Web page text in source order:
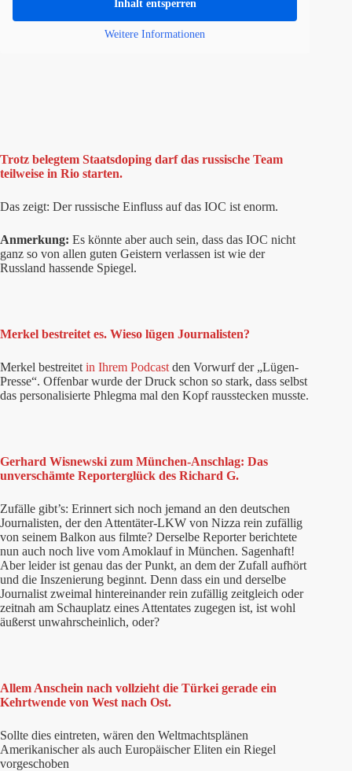
Inhalt entsperren
Weitere Informationen
Trotz belegtem Staatsdoping darf das russische Team
teilweise in Rio starten.
Das zeigt: Der russische Einfluss auf das IOC ist enorm.
Anmerkung: Es könnte aber auch sein, dass das IOC nicht
ganz so von allen guten Geistern verlassen ist wie der
Russland hassende Spiegel.
Merkel bestreitet es. Wieso lügen Journalisten?
Merkel bestreitet in Ihrem Podcast den Vorwurf der „Lügen-
Presse“. Offenbar wurde der Druck schon so stark, dass selbst
das personalisierte Phlegma mal den Kopf rausstecken musste.
Gerhard Wisnewski zum München-Anschlag: Das
unverschämte Reporterglück des Richard G.
Zufälle gibt’s: Erinnert sich noch jemand an den deutschen
Journalisten, der den Attentäter-LKW von Nizza rein zufällig
von seinem Balkon aus filmte? Derselbe Reporter berichtete
nun auch noch live vom Amoklauf in München. Sagenhaft!
Aber leider ist genau das der Punkt, an dem der Zufall aufhört
und die Inszenierung beginnt. Denn dass ein und derselbe
Journalist zweimal hintereinander rein zufällig zeitgleich oder
zeitnah am Schauplatz eines Attentates zugegen ist, ist wohl
äußerst unwahrscheinlich, oder?
Allem Anschein nach vollzieht die Türkei gerade ein
Kehrtwende von West nach Ost.
Sollte dies eintreten, wären den Weltmachtsplänen
Amerikanischer als auch Europäischer Eliten ein Riegel
vorgeschoben